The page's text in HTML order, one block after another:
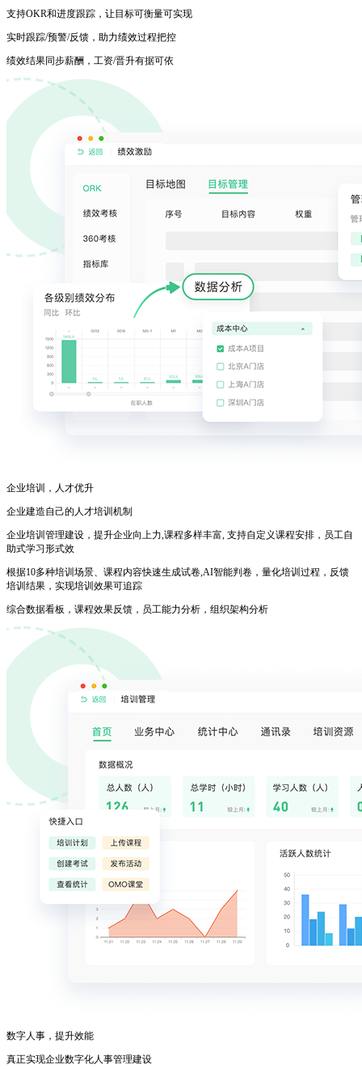
支持OKR和进度跟踪，让目标可衡量可实现
实时跟踪/预警/反馈，助力绩效过程把控
绩效结果同步薪酬，工资/晋升有据可依
企业培训，人才优升
企业建造自己的人才培训机制
企业培训管理建设，提升企业向上力,课程多样丰富, 支持自定义课程安排，员工自
助式学习形式效
根据10多种培训场景、课程内容快速生成试卷,AI智能判卷，量化培训过程，反馈
培训结果，实现培训效果可追踪
综合数据看板，课程效果反馈，员工能力分析，组织架构分析
数字人事，提升效能
真正实现企业数字化人事管理建设